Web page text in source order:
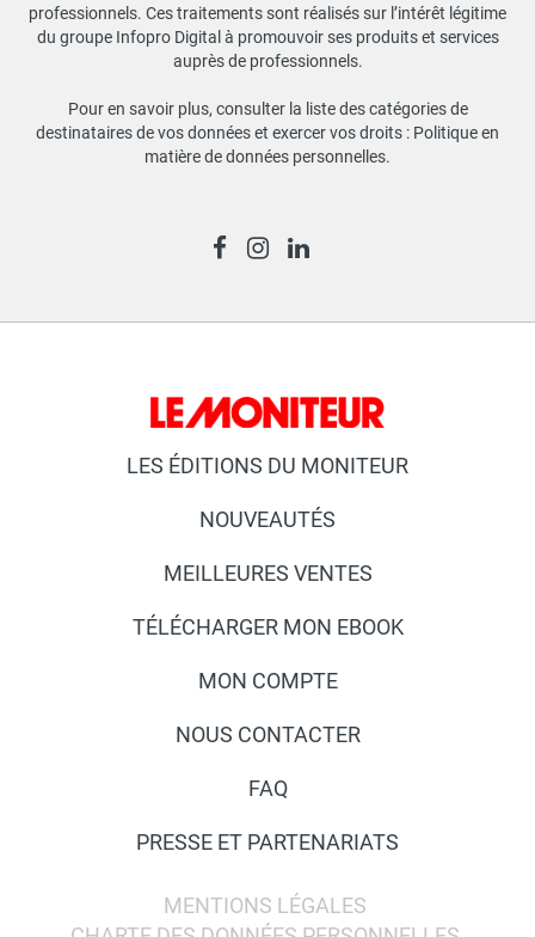
professionnels. Ces traitements sont réalisés sur l’intérêt légitime
du groupe Infopro Digital à promouvoir ses produits et services
auprès de professionnels.
Pour en savoir plus, consulter la liste des catégories de
destinataires de vos données et exercer vos droits : Politique en
matière de données personnelles.
LES ÉDITIONS DU MONITEUR
NOUVEAUTÉS
MEILLEURES VENTES
TÉLÉCHARGER MON EBOOK
MON COMPTE
NOUS CONTACTER
FAQ
PRESSE ET PARTENARIATS
MENTIONS LÉGALES